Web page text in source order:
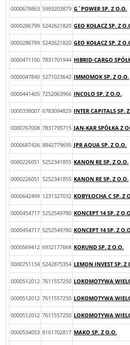
0000679863 5993203879 G`POWER SP. Z O.O.
0000286799 5242621820 GEO KOŁACZ SP. Z
0000286799 5242621820 GEO KOŁACZ SP. Z
0000471100 7831701944 HIBRID-CARGO
0000047840 5271023642 IMMOMOK SP. Z O.O.
0000441405 7252063966 INCOLO SP. Z O.O.
0000338007 6783094829 INTER CAPITALS SP.
0000767008 7831795715 JAN-KAR SPÓŁKA Z
0000687426 8842779695 JPR AQUA SP. Z O.O.
0000226051 5252341855 KANON RE SP. Z O.O.
0000226051 5252341855 KANON RE SP. Z O.O.
0000642499 1231327032 KOBYŁOCHA C SP. Z
0000454717 5252549780 KONCEPT 14 SP. Z
0000454717 5252549780 KONCEPT 14 SP. Z
0000569412 6932177668 KORUND SP. Z O.O.
0000751134 5242875354 LEMON INVEST SP. Z
0000512012 7611557250 LOKOMOTYWA
0000512012 7611557250 LOKOMOTYWA
0000512012 7611557250 LOKOMOTYWA
0000534053 8161702817 MAKO SP. Z O.O.